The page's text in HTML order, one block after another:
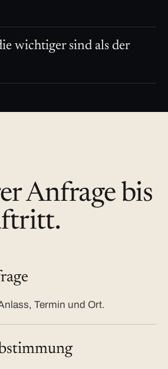
wichtiger sind als der
Anfrage bis
Termin und Ort.